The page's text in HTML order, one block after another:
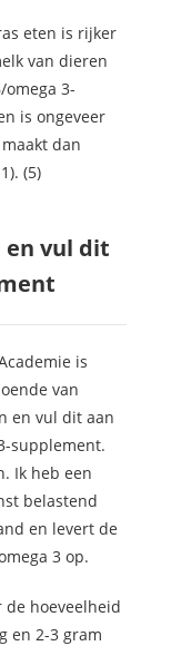
eten is rijker
van dieren
3-
is ongeveer
dan
(5)
vul dit
is
van
en vul dit aan
supplement.
Ik heb een
belastend
en levert de
3 op.
de hoeveelheid
en 2-3 gram